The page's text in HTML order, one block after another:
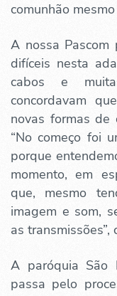
comunhão
A nossa Pascom
difíceis nesta
cabos e
concordavam
novas formas de
“No começo foi
porque
momento, em
que, mesmo
imagem e som,
as transmissões”,
A paróquia São
passa pelo